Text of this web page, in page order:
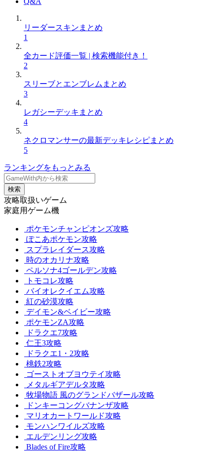
リーダースキンまとめ
1
全カード評価一覧 | 検索機能付き！
2
スリーブとエンブレムまとめ
3
レガシーデッキまとめ
4
ネクロマンサーの最新デッキレシピまとめ
5
ランキングをもっとみる
検索
攻略取扱いゲーム
家庭用ゲーム機
ポケモンチャンピオンズ攻略
ぽこあポケモン攻略
スプラレイダース攻略
時のオカリナ攻略
ペルソナ4ゴールデン攻略
トモコレ攻略
バイオレクイエム攻略
紅の砂漠攻略
デイモン&ベイビー攻略
ポケモンZA攻略
ドラクエ7攻略
仁王3攻略
ドラクエ1・2攻略
桃鉄2攻略
ゴーストオブヨウテイ攻略
メタルギアデルタ攻略
牧場物語 風のグランドバザール攻略
ドンキーコングバナンザ攻略
マリオカートワールド攻略
モンハンワイルズ攻略
エルデンリング攻略
Blades of Fire攻略